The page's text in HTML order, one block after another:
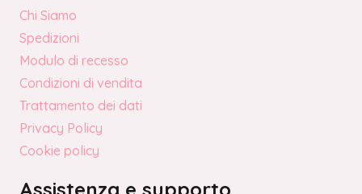
Chi Siamo
Spedizioni
Modulo di recesso
Condizioni di vendita
Trattamento dei dati
Privacy Policy
Cookie policy
Assistenza e supporto